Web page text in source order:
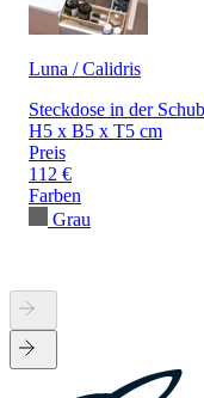
Luna / Calidris
Steckdose in der
H5 x B5 x T5 cm
Preis
112 €
Farben
Grau